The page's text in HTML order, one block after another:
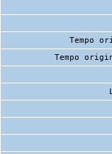
Tempo
Tempo